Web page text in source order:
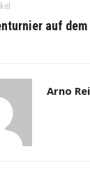
auf
Arno